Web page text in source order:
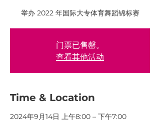
举办 2022 年国际大专体育舞蹈锦标赛
门票已售罄。
查看其他活动
Time & Location
2024年9月14日 上午8:00 – 下午7:00